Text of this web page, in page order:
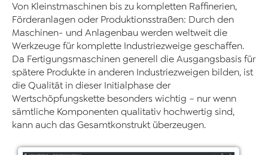
Von Kleinstmaschinen bis zu kompletten Raffinerien,
Förderanlagen oder Produktionsstraßen: Durch den
Maschinen- und Anlagenbau werden weltweit die
Werkzeuge für komplette Industriezweige geschaffen.
Da Fertigungsmaschinen generell die Ausgangsbasis für
spätere Produkte in anderen Industriezweigen bilden, ist
die Qualität in dieser Initialphase der
Wertschöpfungskette besonders wichtig – nur wenn
sämtliche Komponenten qualitativ hochwertig sind,
kann auch das Gesamtkonstrukt überzeugen.